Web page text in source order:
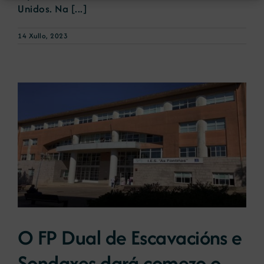
Unidos. Na [...]
14 Xullo, 2023
O FP Dual de Escavacións e